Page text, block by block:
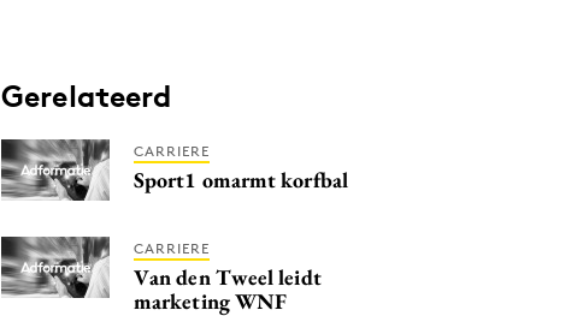
Gerelateerd
CARRIERE
Sport1 omarmt korfbal
CARRIERE
Van den Tweel leidt
marketing WNF